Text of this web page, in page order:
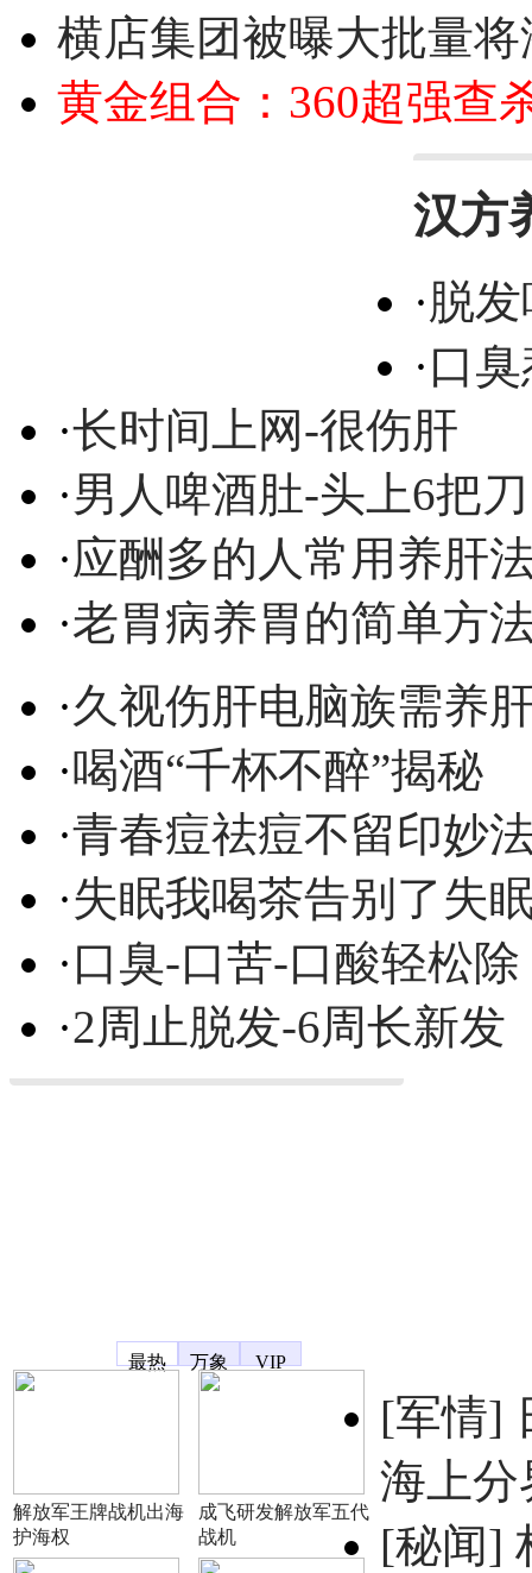
横店集团被曝大批量
黄金组合：360超强查
汉方
·脱
·口
·长时间上网-很伤肝
·男人啤酒肚-头上6把刀
·应酬多的人常用养肝
·老胃病养胃的简单方
·久视伤肝电脑族需养
·喝酒“千杯不醉”揭秘
·青春痘祛痘不留印妙
·失眠我喝茶告别了失
·口臭-口苦-口酸轻松除
·2周止脱发-6周长新发
最热
万象 VIP
解放军王牌战机出海
护海权
成飞研发解放军五代
战机
[军情]
海上分
[秘闻]